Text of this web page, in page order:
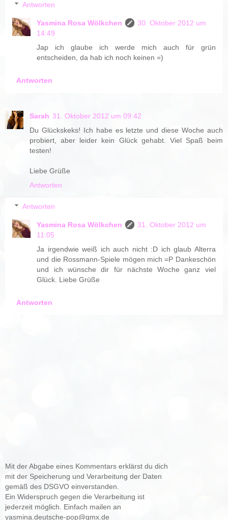
Antworten
Yasmina Rosa Wölkchen
30. Oktober 2012 um
14:49
Jap ich glaube ich werde mich auch für grün
entscheiden, da hab ich noch keinen =)
Antworten
Sarah 31. Oktober 2012 um 09:42
Du Glückskeks! Ich habe es letzte und diese Woche auch
probiert, aber leider kein Glück gehabt. Viel Spaß beim
testen!
Liebe Grüße
Antworten
Antworten
Yasmina Rosa Wölkchen
31. Oktober 2012 um
11:05
Ja irgendwie weiß ich auch nicht :D ich glaub Alterra
und die Rossmann-Spiele mögen mich =P Dankeschön
und ich wünsche dir für nächste Woche ganz viel
Glück. Liebe Grüße
Antworten
Mit der Abgabe eines Kommentars erklärst du dich
mit der Speicherung und Verarbeitung der Daten
gemäß des DSGVO einverstanden.
Ein Widerspruch gegen die Verarbeitung ist
jederzeit möglich. Einfach mailen an
yasmina.deutsche-pop@gmx.de